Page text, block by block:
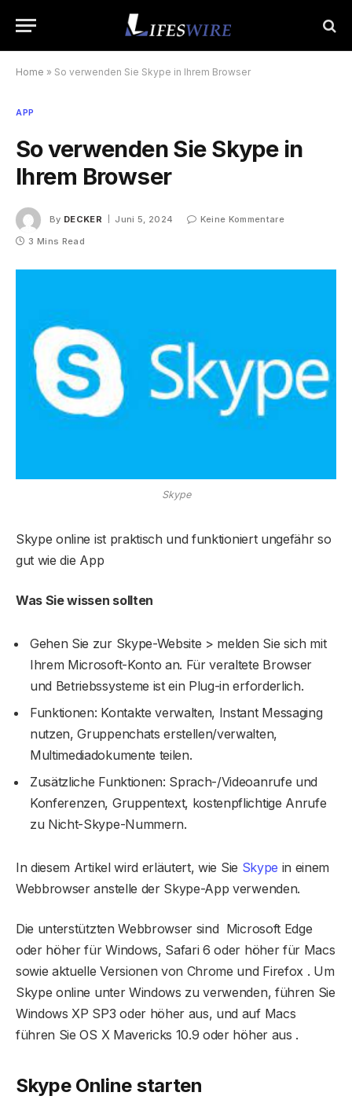
Home » So verwenden Sie Skype in Ihrem Browser
APP
So verwenden Sie Skype in
Ihrem Browser
By DECKER Juni 5, 2024
Keine Kommentare
3 Mins Read
Skype
Skype online ist praktisch und funktioniert ungefähr so ​​
gut wie die App
Was Sie wissen sollten
Gehen Sie zur Skype-Website > melden Sie sich mit
Ihrem Microsoft-Konto an. Für veraltete Browser
und Betriebssysteme ist ein Plug-in erforderlich.
Funktionen: Kontakte verwalten, Instant Messaging
nutzen, Gruppenchats erstellen/verwalten,
Multimediadokumente teilen.
Zusätzliche Funktionen: Sprach-/Videoanrufe und
Konferenzen, Gruppentext, kostenpflichtige Anrufe
zu Nicht-Skype-Nummern.
In diesem Artikel wird erläutert, wie Sie Skype in einem
Webbrowser anstelle der Skype-App verwenden.
Die unterstützten Webbrowser sind Microsoft Edge
oder höher für Windows, Safari 6 oder höher für Macs
sowie aktuelle Versionen von Chrome und Firefox . Um
Skype online unter Windows zu verwenden, führen Sie
Windows XP SP3 oder höher aus, und auf Macs
führen Sie OS X Mavericks 10.9 oder höher aus .
Skype Online starten